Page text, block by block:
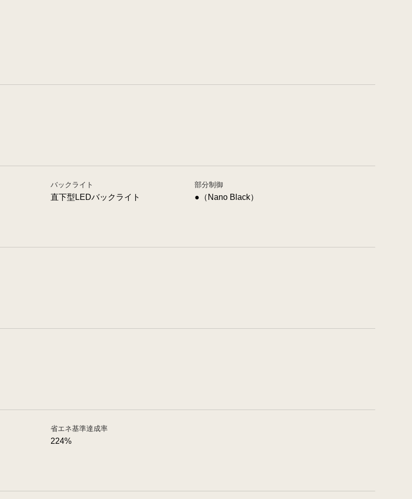
バックライト
直下型LEDバックライト
部分制御
●（Nano Black）
省エネ基準達成率
224%